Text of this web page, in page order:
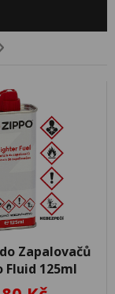
Zapalovačů
Fluid 125ml